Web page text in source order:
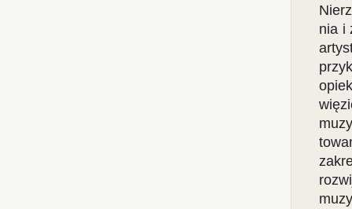
nia i